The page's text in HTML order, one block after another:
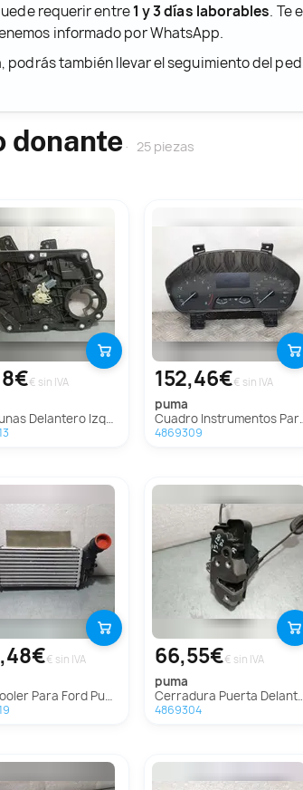
requerir entre1 y 3 días laborables. Te
informado por WhatsApp.
también llevar el seguimiento del
donante 25 piezas
€ sin IVA
Delantero Izquierdo Para Ford Puma
152,46€€ sin IVA
puma
Cuadro Instrumentos Para Ford Puma
4869309
€ sin IVA
Para Ford Puma
66,55€€ sin IVA
puma
Cerradura Puerta Delantera Izquierda Para Ford Puma
4869304